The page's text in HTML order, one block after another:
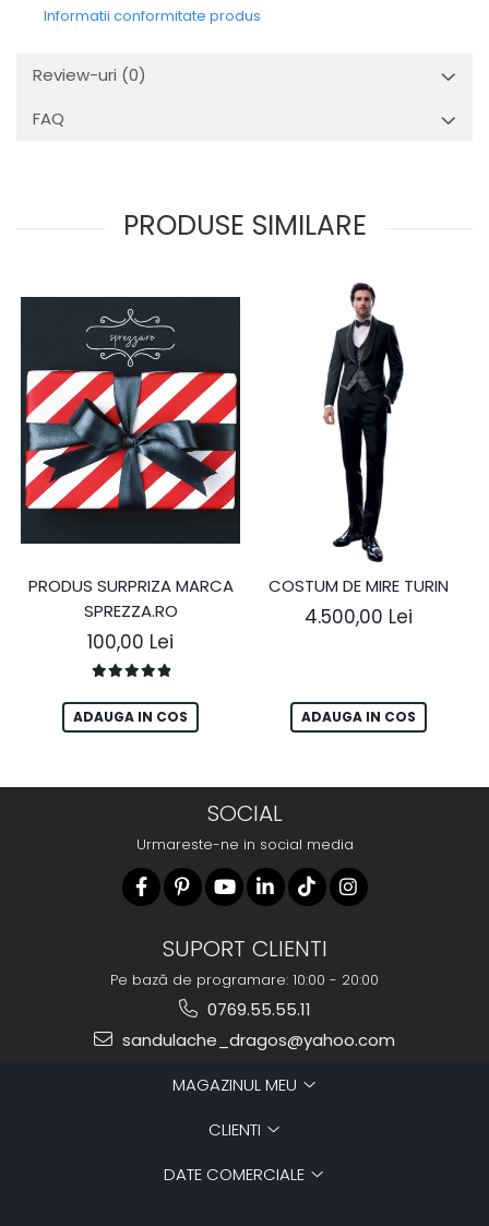
Informatii conformitate produs
Review-uri (0)
FAQ
PRODUSE SIMILARE
PRODUS SURPRIZA MARCA
SPREZZA.RO
100,00 Lei
ADAUGA IN COS
COSTUM DE MIRE TURIN
4.500,00 Lei
ADAUGA IN COS
SOCIAL
Urmareste-ne in social media
SUPORT CLIENTI
Pe bază de programare: 10:00 - 20:00
0769.55.55.11
sandulache_dragos@yahoo.com
MAGAZINUL MEU
CLIENTI
DATE COMERCIALE